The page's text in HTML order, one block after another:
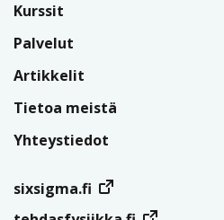
Kurssit
Palvelut
Artikkelit
Tietoa meistä
Yhteystiedot
sixsigma.fi